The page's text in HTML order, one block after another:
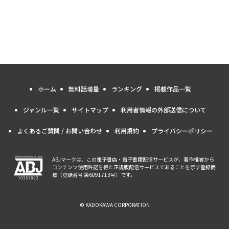
ホーム 無料話増量 ランキング 掲載作品一覧
ジャンル一覧 サイトマップ 利用者情報の外部送信について
よくあるご質問 / お問い合わせ 利用規約 プライバシーポリシー
ABJマークは、この電子書店・電子書籍配信サービスが、著作権者から
コンテンツ使用許諾を得た正規版配信サービスであることを示す登録商
標（登録番号 第6091713号）です。
© KADOKAWA CORPORATION